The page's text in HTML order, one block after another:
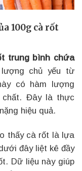
100g cà rốt
trung bình chứa
chủ yếu từ
có hàm lượng
Đây là thực
hiệu quả.
thấy cà rốt là lựa
đây liệt kê đầy
Dữ liệu này giúp